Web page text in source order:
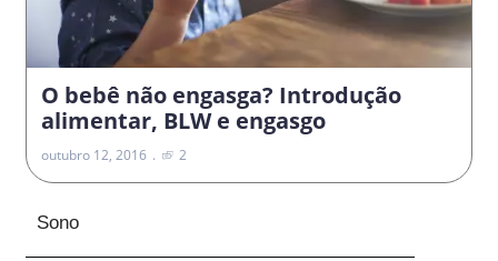
O bebê não engasga? Introdução
alimentar, BLW e engasgo
outubro 12, 2016 2
Sono